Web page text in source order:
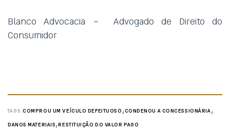
Blanco Advocacia – Advogado de Direito do
Consumidor
TAGS:COMPROU UM VEÍCULO DEFEITUOSO ,CONDENOU A CONCESSIONÁRIA,
DANOS MATERIAIS,RESTITUIÇÃO DO VALOR PAGO